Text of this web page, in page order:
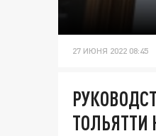
27 ИЮНЯ 2022 08:45